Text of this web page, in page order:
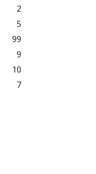
2
5
99
9
10
7